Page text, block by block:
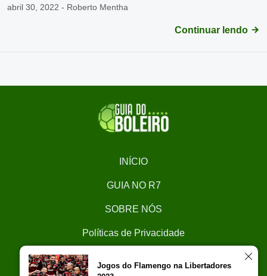
abril 30, 2022 - Roberto Mentha
Continuar lendo
INÍCIO
GUIA NO R7
SOBRE NÓS
Políticas de Privacidade
Jogos do Flamengo na Libertadores